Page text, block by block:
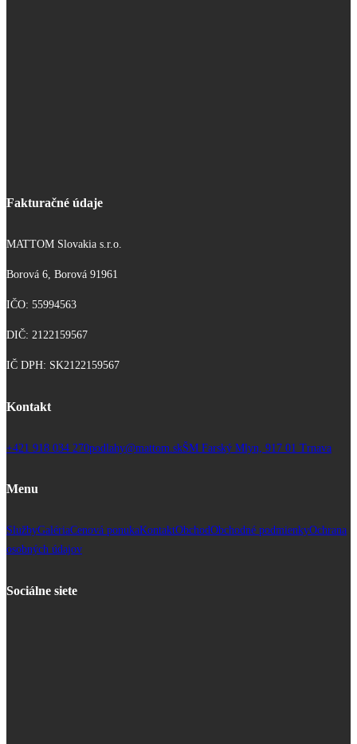
Fakturačné údaje
MATTOM Slovakia s.r.o.
Borová 6, Borová 91961
IČO: 55994563
DIČ: 2122159567
IČ DPH: SK2122159567
Kontakt
+421 918 034 270podlahy@mattom.skŠM Farský Mlyn, 917 01 Trnava
Menu
SlužbyGalériaCenová ponukaKontaktObchodObchodné podmienkyOchrana
osobných údajov
Sociálne siete